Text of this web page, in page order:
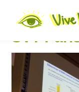
SVT